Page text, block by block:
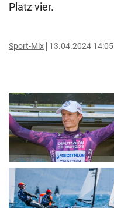
Platz vier.
Sport-Mix 13.04.2024 14:05